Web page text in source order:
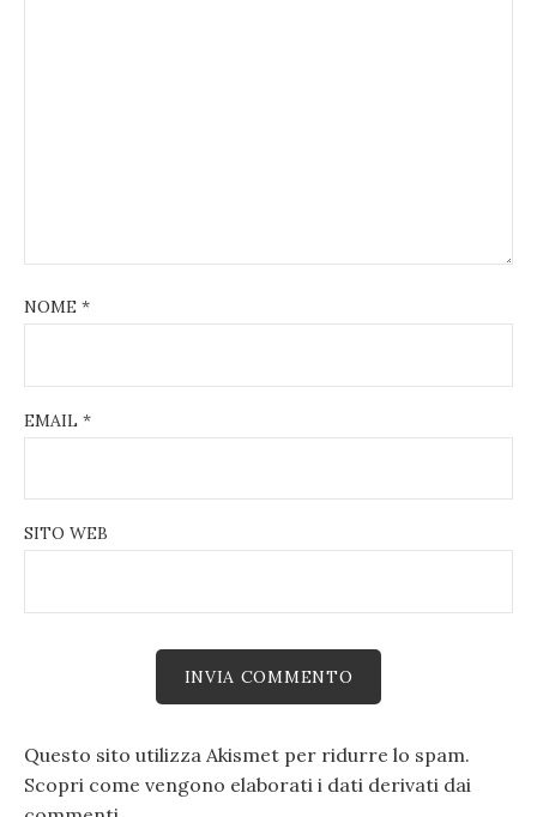
NOME *
EMAIL *
SITO WEB
Questo sito utilizza Akismet per ridurre lo spam.
Scopri come vengono elaborati i dati derivati dai